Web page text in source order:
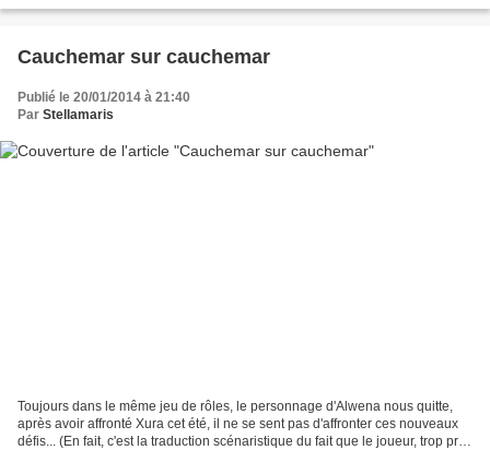
Cauchemar sur cauchemar
Publié le 20/01/2014 à 21:40
Par Stellamaris
Toujours dans le même jeu de rôles, le personnage d'Alwena nous quitte,
après avoir affronté Xura cet été, il ne se sent pas d'affronter ces nouveaux
défis... (En fait, c'est la traduction scénaristique du fait que le joueur, trop pris,